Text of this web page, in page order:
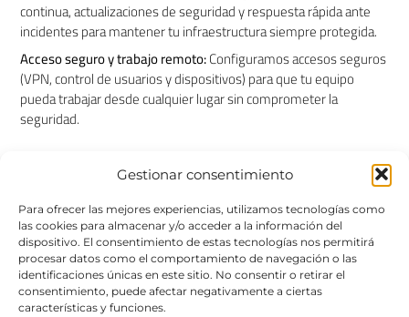
Gestionar consentimiento
Para ofrecer las mejores experiencias, utilizamos tecnologías como
las cookies para almacenar y/o acceder a la información del
dispositivo. El consentimiento de estas tecnologías nos permitirá
procesar datos como el comportamiento de navegación o las
identificaciones únicas en este sitio. No consentir o retirar el
consentimiento, puede afectar negativamente a ciertas
características y funciones.
continua, actualizaciones de seguridad y respuesta rápida ante
incidentes para mantener tu infraestructura siempre protegida.
Acceso seguro y trabajo remoto:Configuramos accesos seguros
(VPN, control de usuarios y dispositivos) para que tu equipo
pueda trabajar desde cualquier lugar sin comprometer la
seguridad.
Experiencia en el sector
Hemos protegido infraestructuras tecnológicas de empresas de
distintos sectores, asegurando entornos digitales fiables en
oficinas y corporaciones, hoteles y turismo, ferias y eventos, y
organizaciones que requieren altos niveles de seguridad y